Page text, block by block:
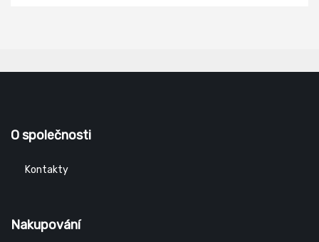
O společnosti
Kontakty
Nakupování